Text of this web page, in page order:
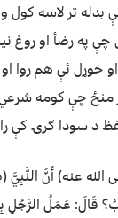
بدله تر لاسه کول
چې په رضأ او روغ
ئې هم روا او
منځ چې کومه شرعي
د سودا ګرۍ کې
عنه) أَنَّ
عَمَلُ الرَّجُلِ